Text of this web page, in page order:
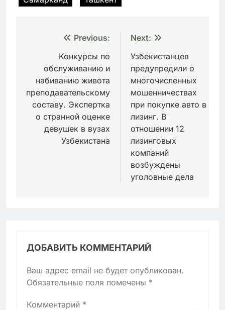
Навигация
записям
Previous:
Конкурсы по
обслуживанию и
набиванию живота
преподавательскому
составу. Экспертка
о странной оценке
девушек в вузах
Узбекистана
Next:
Узбекистанцев
предупредили о
многочисленных
мошенничествах
при покупке авто в
лизинг. В
отношении 12
лизинговых
компаний
возбуждены
уголовные дела
ДОБАВИТЬ КОММЕНТАРИЙ
Ваш адрес email не будет опубликован.
Обязательные поля помечены *
Комментарий *